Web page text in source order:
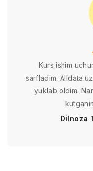
Kurs ishim
sarfladim.
yuklab oldim.
Dilnoza